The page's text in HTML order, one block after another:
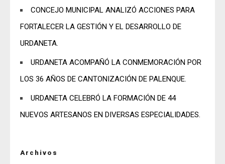
CONCEJO MUNICIPAL ANALIZÓ ACCIONES PARA
FORTALECER LA GESTIÓN Y EL DESARROLLO DE
URDANETA.
URDANETA ACOMPAÑÓ LA CONMEMORACIÓN POR
LOS 36 AÑOS DE CANTONIZACIÓN DE PALENQUE.
URDANETA CELEBRÓ LA FORMACIÓN DE 44
NUEVOS ARTESANOS EN DIVERSAS ESPECIALIDADES.
Archivos